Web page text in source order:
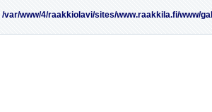
/var/www/4/raakkiolavi/sites/www.raakkila.fi/www/